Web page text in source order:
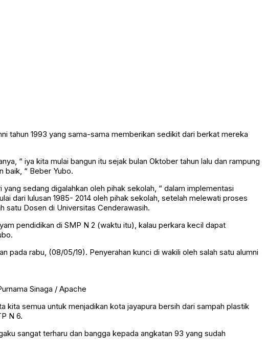
tahun 1993 yang sama-sama memberikan sedikit dari berkat mereka
“ iya kita mulai bangun itu sejak bulan Oktober tahun lalu dan rampung
baik, “ Beber Yubo.
sedang digalahkan oleh pihak sekolah, “ dalam implementasi
dari lulusan 1985- 2014 oleh pihak sekolah, setelah melewati proses
satu Dosen di Universitas Cenderawasih.
pendidikan di SMP N 2 (waktu itu), kalau perkara kecil dapat
pada rabu, (08/05/19). Penyerahan kunci di wakili oleh salah satu alumni
Sinaga / Apache
kita semua untuk menjadikan kota jayapura bersih dari sampah plastik
N 6.
sangat terharu dan bangga kepada angkatan 93 yang sudah